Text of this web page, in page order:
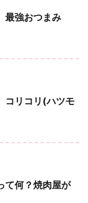
最強おつまみ
コリコリ(ハツモ
て何？焼肉屋が